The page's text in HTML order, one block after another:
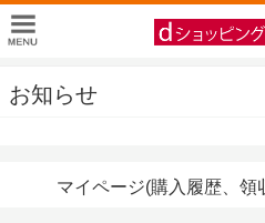
お知らせ
マイページ(購入履歴、領